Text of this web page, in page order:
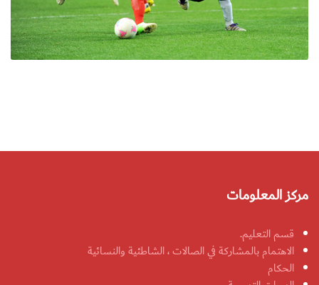
مركز المعلومات
قسم التعليم.
الاهتمام بالمشاركة في الصالات ، الشاطئية والنسائية
الحكام